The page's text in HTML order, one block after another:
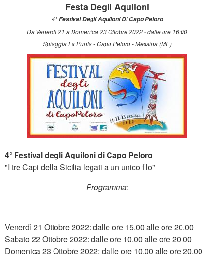
Festa Degli Aquiloni
4° Festival Degli Aquiloni Di Capo Peloro
Da Venerdì 21 a Domenica 23 Ottobre 2022 - dalle ore 16:00
Spiaggia La Punta - Capo Peloro - Messina (ME)
4° Festival degli Aquiloni di Capo Peloro
"I tre Capi della Sicilia legati a un unico filo"
Programma:
Venerdì 21 Ottobre 2022: dalle ore 15.00 alle ore 20.00
Sabato 22 Ottobre 2022: dalle ore 10.00 alle ore 20.00
Domenica 23 Ottobre 2022: dalle ore 10.00 alle ore 20.00